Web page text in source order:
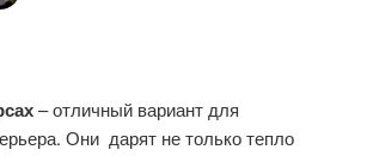
сах– отличный вариант для
Они дарят не только тепло